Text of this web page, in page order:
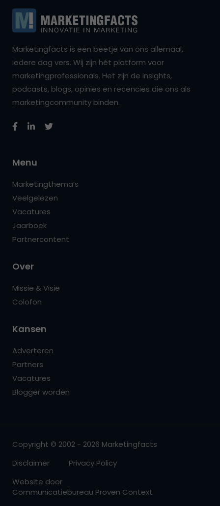
Marketingfacts is een beetje van ons allemaal,
iedere dag vers. Wij zijn hét platform voor
marketingprofessionals. Het zijn de insights,
podcasts, blogs, opinies en recencies die ons als
marketingcommunity binden.
Menu
Marketingthema’s
Veelgelezen
Vacatures
Jaarboek
Partnercontent
Over
Missie & Visie
Colofon
Kansen
Adverteren
Partners
Vacatures
Blogger worden
Copyright © 2002 - 2026 Marketingfacts
Disclaimer
Privacy Policy
Website door
Communicatiebureau Proven Context